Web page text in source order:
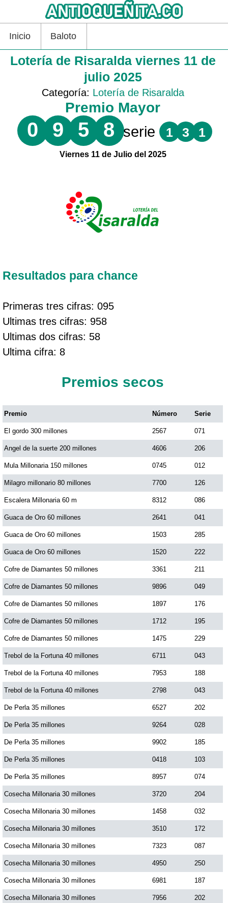
Inicio Baloto
Lotería de Risaralda viernes 11 de
julio 2025
Categoría: Lotería de Risaralda
Premio Mayor
0 9 5 8 serie 1 3 1
Viernes 11 de Julio del 2025
Resultados para chance
Primeras tres cifras: 095
Ultimas tres cifras: 958
Ultimas dos cifras: 58
Ultima cifra: 8
Premios secos
Premio Número Serie
El gordo 300 millones 2567 071
Angel de la suerte 200 millones 4606 206
Mula Millonaria 150 millones 0745 012
Milagro millonario 80 millones 7700 126
Escalera Millonaria 60 m 8312 086
Guaca de Oro 60 millones 2641 041
Guaca de Oro 60 millones 1503 285
Guaca de Oro 60 millones 1520 222
Cofre de Diamantes 50 millones 3361 211
Cofre de Diamantes 50 millones 9896 049
Cofre de Diamantes 50 millones 1897 176
Cofre de Diamantes 50 millones 1712 195
Cofre de Diamantes 50 millones 1475 229
Trebol de la Fortuna 40 millones 6711 043
Trebol de la Fortuna 40 millones 7953 188
Trebol de la Fortuna 40 millones 2798 043
De Perla 35 millones 6527 202
De Perla 35 millones 9264 028
De Perla 35 millones 9902 185
De Perla 35 millones 0418 103
De Perla 35 millones 8957 074
Cosecha Millonaria 30 millones 3720 204
Cosecha Millonaria 30 millones 1458 032
Cosecha Millonaria 30 millones 3510 172
Cosecha Millonaria 30 millones 7323 087
Cosecha Millonaria 30 millones 4950 250
Cosecha Millonaria 30 millones 6981 187
Cosecha Millonaria 30 millones 7956 202